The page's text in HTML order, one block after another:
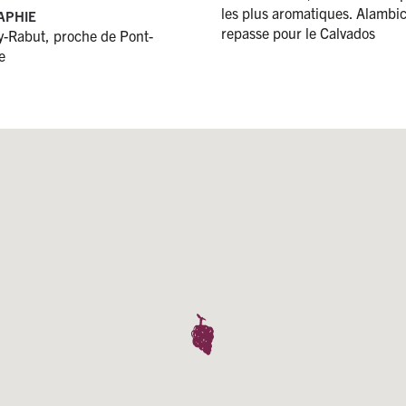
Rabut, proche de Pont-
les plus aromatiques.
repasse pour le Calvados